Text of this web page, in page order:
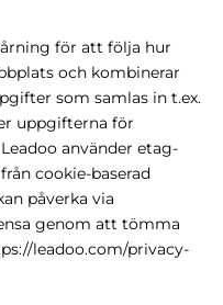
för att följa hur
och kombinerar
som samlas in t.ex.
uppgifterna för
använder etag-
cookie-baserad
påverka via
genom att tömma
leadoo.com/privacy-